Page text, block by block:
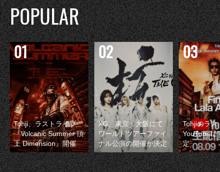
POPULAR
Tohji、ラストライブ
『Volcanic Summer 頂
上 Dimension』開催
XG、東京・大阪にて
ワールドツアーファイ
ナル公演の開催が決定
Tohjiのラス
YouTubeに
定